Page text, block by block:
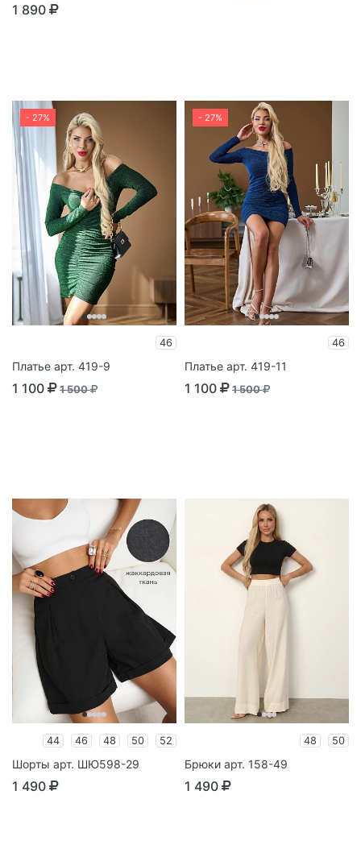
1 890
- 27%
46
Платье арт. 419-9
1 100 1 500
- 27%
46
Платье арт. 419-11
1 100 1 500
44 46 48 50 52
Шорты арт. ШЮ598-29
1 490
48 50
Брюки арт. 158-49
1 490